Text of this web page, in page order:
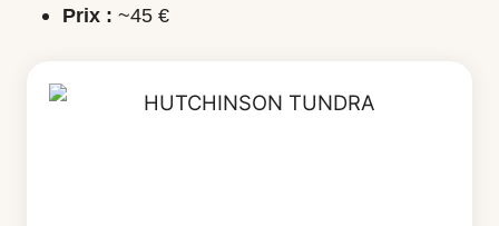
Prix : ~45 €